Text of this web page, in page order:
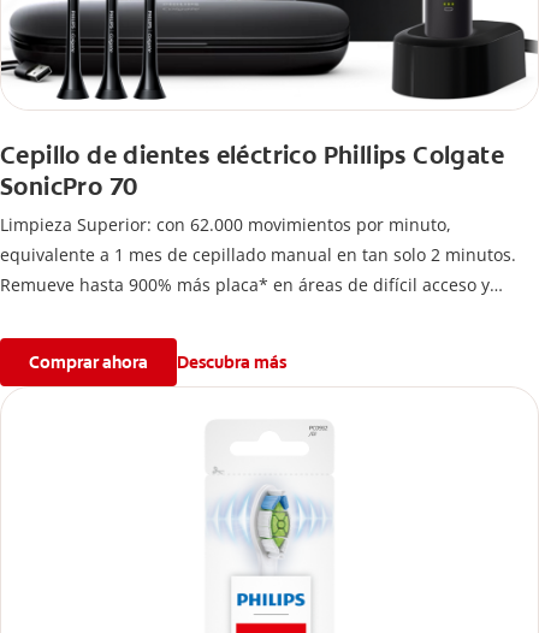
Cepillo de dientes eléctrico Phillips Colgate
SonicPro 70
Limpieza Superior: con 62.000 movimientos por minuto,
equivalente a 1 mes de cepillado manual en tan solo 2 minutos.
Remueve hasta 900% más placa* en áreas de difícil acceso y
Comprar ahora Descubra más